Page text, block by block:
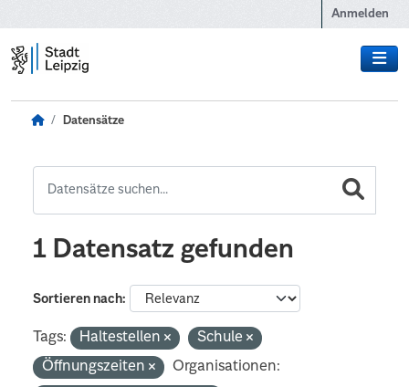
Anmelden
Datensätze
1 Datensatz gefunden
Sortieren nach
Tags: Haltestellen
Schule
Öffnungszeiten
Organisationen: